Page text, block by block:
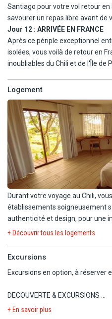
Santiago pour votre vol retour en
savourer un repas libre avant de
Jour 12 : ARRIVÉE EN FRANCE
Après ce périple exceptionnel
isolées, vous voilà de retour en
inoubliables du Chili et de l'Île de
Logement
Durant votre voyage au Chili,
établissements soigneusement
authenticité et design, pour une
destination.
À Santiago, l'Hôtel W vous
Une base idéale pour explorer la
Inn, un établissement
installations modernes pour une
+ Découvrir tous les logements
Excursions
Excursions en option, à réserver
DECOUVERTE & EXCURSIONS
+ En savoir plus